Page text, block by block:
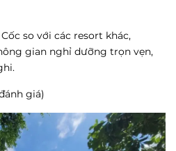
so với các resort khác,
gian nghỉ dưỡng trọn vẹn,
giá)